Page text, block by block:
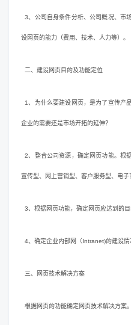
3、公司自身条件分析、公司概况、市
设网页的能力（费用、技术、人力等）。
二、建设网页目的及功能定位
1、为什么要建设网页，是为了宣传产
企业的需要还是市场开拓的延伸？
2、整合公司资源，确定网页功能。根
宣传型、网上营销型、客户服务型、电子
3、根据网页功能，确定网页应达到的目
4、确定企业内部网（Intranet)的建设情
三、网页技术解决方案
根据网页的功能确定网页技术解决方案。